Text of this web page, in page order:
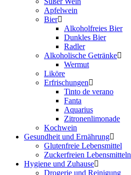
Apfelwein
Bier
Alkoholfreies Bier
Dunkles Bier
Radler
Alkoholische Getränke
Wermut
Liköre
Erfrischungen
Tinto de verano
Fanta
Aquarius
Zitronenlimonade
Kochwein
Gesundheit und Ernährung
Glutenfreie Lebensmittel
Zuckerfreien Lebensmitteln
Hygiene und Zuhause
Drogerie und Reinigung